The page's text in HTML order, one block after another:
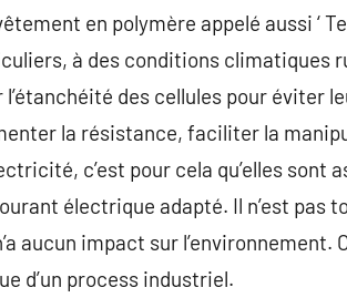
en polymère appelé aussi ‘
à des conditions climatiques
des cellules pour éviter
la résistance, faciliter la
c’est pour cela qu’elles sont
électrique adapté. Il n’est pas
aucun impact sur l’environnement.
d’un process industriel.